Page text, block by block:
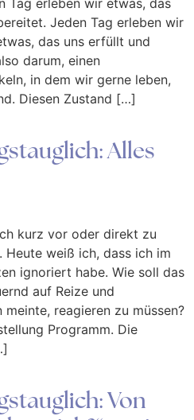
Tag erleben wir etwas, das
Jeden Tag erleben wir
das uns erfüllt und
darum, einen
in dem wir gerne leben,
Diesen Zustand […]
Alles
kurz vor oder direkt zu
Heute weiß ich, dass ich im
ignoriert habe. Wie soll das
auf Reize und
reagieren zu müssen?
Programm. Die
Von